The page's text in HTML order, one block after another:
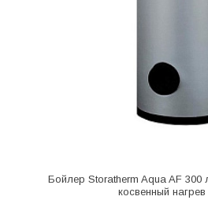
Бойлер Storatherm Aqua AF 300
косвенный нагрев